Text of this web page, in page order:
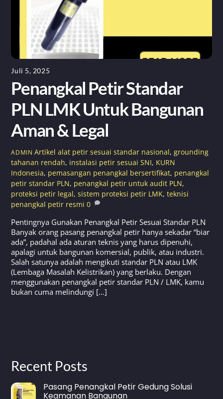
Juli 5, 2025
Penangkal Petir Standar
PLN LMK Untuk Bangunan
Aman & Legal
ADMIN Artikel alat petir sesuai standar nasional ,grounding
tahanan rendah, instalasi petir sesuai SNI, KURN
Indonesia, pemasangan penangkal bersertifikat, penangkal
petir standar PLN, penangkal petir untuk audit PLN,
proteksi petir legal ,sistem proteksi petir LMK,teknisi
penangkal petir resmi 0
Pentingnya Gunakan Penangkal Petir Sesuai Standar PLN
Banyak orang pasang penangkal petir hanya sekadar “biar
ada”, padahal ada aturan teknis yang harus dipenuhi,
apalagi untuk bangunan komersial, publik, atau industri.
Salah satunya adalah mengikuti standar PLN atau LMK
(Lembaga Masalah Kelistrikan) yang berlaku. Dengan
menggunakan penangkal petir standar PLN / LMK, kamu
bukan cuma melindungi […]
Recent Posts
Pasang Penangkal Petir Gedung Solusi
Keamanan Bangunan